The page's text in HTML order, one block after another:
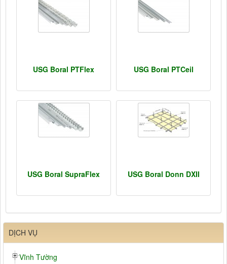
USG Boral PTFlex USG Boral PTCeil
USG Boral SupraFlex USG Boral Donn DXII
DỊCH VỤ
Vĩnh Tường